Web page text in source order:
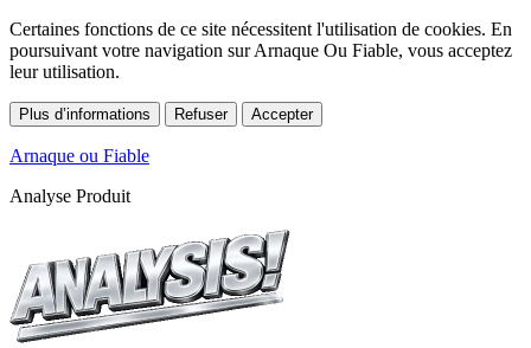
Certaines fonctions de ce site nécessitent l'utilisation de cookies. En
poursuivant votre navigation sur Arnaque Ou Fiable, vous acceptez
leur utilisation.
Plus d’informations Refuser Accepter
Arnaque ou Fiable
Analyse Produit